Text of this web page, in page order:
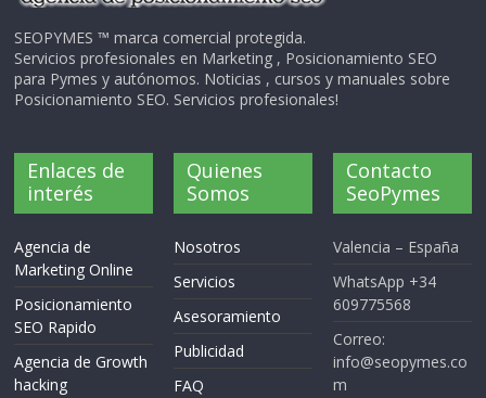
SEOPYMES ™ marca comercial protegida.
Servicios profesionales en Marketing , Posicionamiento SEO
para Pymes y autónomos. Noticias , cursos y manuales sobre
Posicionamiento SEO. Servicios profesionales!
Enlaces de
interés
Agencia de
Marketing Online
Posicionamiento
SEO Rapido
Agencia de Growth
hacking
Quienes
Somos
Nosotros
Servicios
Asesoramiento
Publicidad
FAQ
Contacto
SeoPymes
Valencia – España
WhatsApp +34
609775568
Correo:
info@seopymes.co
m